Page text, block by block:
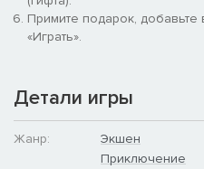
Примите подарок, добавьте
«Играть».
Детали игры
Жанр:
Экшен
Приключение